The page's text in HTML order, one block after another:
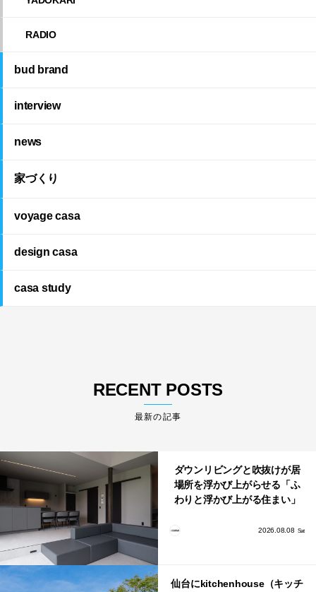
RADIO
bud brand
interview
news
家づくり
voyage casa
design casa
casa study
RECENT POSTS
最新の記事
ダウンリビングと吹抜けが居
場所を浮かび上がらせる「ふ
わりと浮かび上がる住まい」
2026.08.08 Sat
仙台にkitchenhouse（キッチ